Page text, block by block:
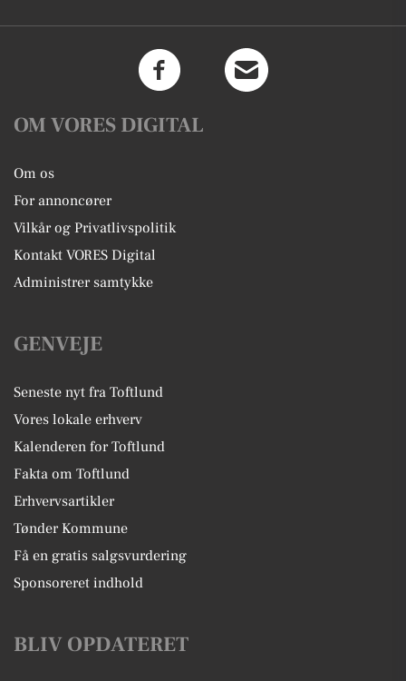
OM VORES DIGITAL
Om os
For annoncører
Vilkår og Privatlivspolitik
Kontakt VORES Digital
Administrer samtykke
GENVEJE
Seneste nyt fra Toftlund
Vores lokale erhverv
Kalenderen for Toftlund
Fakta om Toftlund
Erhvervsartikler
Tønder Kommune
Få en gratis salgsvurdering
Sponsoreret indhold
BLIV OPDATERET